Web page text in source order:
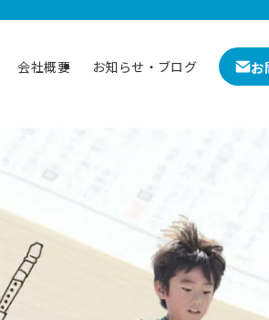
会社概要 お知らせ・ブログ お